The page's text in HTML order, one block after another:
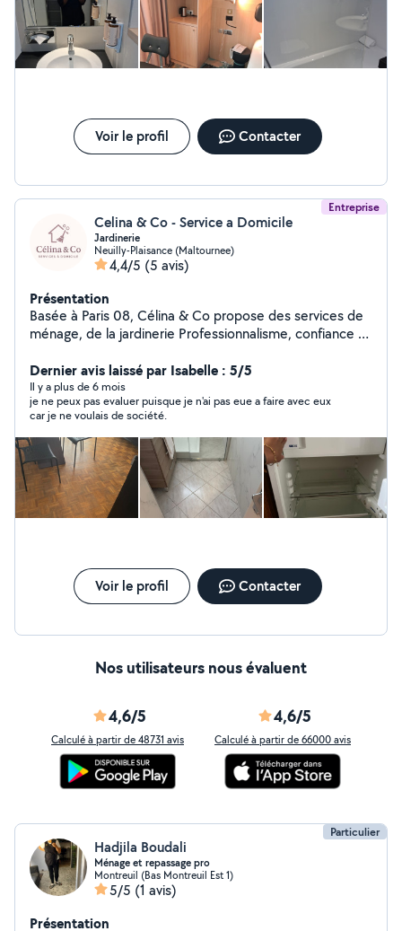
Voir le profil Contacter
Entreprise
Celina & Co - Service a Domicile
Jardinerie
Neuilly-Plaisance (Maltournee)
4,4/5 (5 avis)
Présentation
Basée à Paris 08, Célina & Co propose des services de
ménage, de la jardinerie Professionnalisme, confiance et
Dernier avis laissé par Isabelle : 5/5
Il y a plus de 6 mois
je ne peux pas evaluer puisque je n'ai pas eue a faire avec eux
car je ne voulais de société.
Voir le profil Contacter
Nos utilisateurs nous évaluent
4,6/5
Calculé à partir de 48731 avis
4,6/5
Calculé à partir de 66000 avis
Particulier
Hadjila Boudali
Ménage et repassage pro
Montreuil (Bas Montreuil Est 1)
5/5 (1 avis)
Présentation